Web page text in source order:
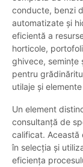
conducte, benzi
automatizate și
eficientă a
horticole,
ghivece, semințe
pentru
utilaje și
Un element
consultanță de
calificat. Această
în selecția și
eficiența